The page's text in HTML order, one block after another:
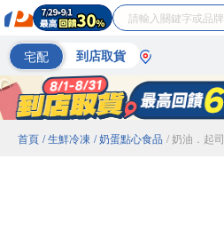
宅配 到店取貨
首頁 / 生鮮冷凍 / 奶蛋點心食品 / 奶油．起司